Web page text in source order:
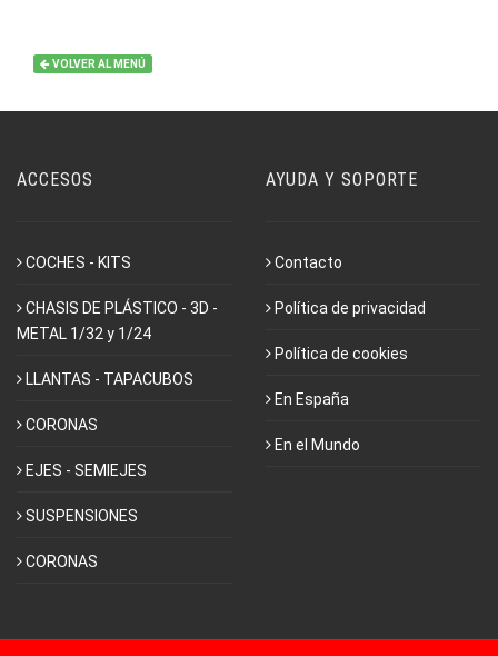
VOLVER AL MENÚ
ACCESOS
COCHES - KITS
CHASIS DE PLÁSTICO - 3D -
METAL 1/32 y 1/24
LLANTAS - TAPACUBOS
CORONAS
EJES - SEMIEJES
SUSPENSIONES
CORONAS
AYUDA Y SOPORTE
Contacto
Política de privacidad
Política de cookies
En España
En el Mundo